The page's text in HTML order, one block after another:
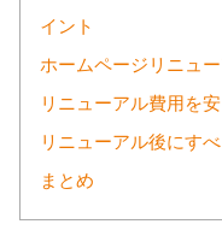
イント
ホームページリニュ
リニューアル費用を
リニューアル後にす
まとめ